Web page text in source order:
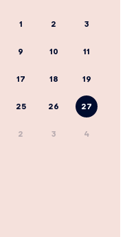
1 2 3
9 10 11
17 18 19
25 26 27
2 3 4